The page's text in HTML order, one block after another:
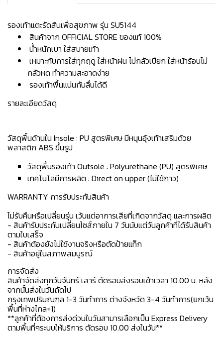
รองเท้าแตะรัดส้นเพื่อสุขภาพ รุ่น SU5144
สินค้าจาก OFFICIAL STORE ของแท้ 100%
น้ำหนักเบา ใส่สบายเท้า
เหมาะกับการใส่ทุกฤดู ใส่หน้าฝน ไม่กลัวเปียก ใส่หน้าร้อนไม่
กลัวหด ทำความสะอาดง่าย
รองเท้าพื้นแน่นกันลื่นได้ดี
รายละเอียดวัสดุ
วัสดุพื้นด้านใน Insole : PU สูตรพิเศษ มีหนุนอุ้งเท้าเสริมด้วย
พลาสติก ABS ขึ้นรูป
วัสดุพื้นรองเท้า Outsole : Polyurethane (PU) สูตรพิเศษ
เทคโนโลยีการผลิต : Direct on upper (ไม่ใช้กาว)
WARRANTY การรับประกันสินค้า
ไม่รับคืนหรือเปลี่ยนรุ่น เว้นแต่อาการเสียที่เกิดจากวัสดุ และการผลิต
- สินค้ารับประกันเปลี่ยนไซส์ภายใน 7 วันนับแต่วันลูกค้าที่ได้รับสินค้า
ตามใบเสร็จ
- สินค้าต้องยังไม่ใช้งานจริงหรือตัดป้ายแท็ก
- สินค้าอยู่ในสภาพสมบูรณ์
การจัดส่ง
สินค้าจัดส่งทุกวันจันทร์ เสาร์ ตัดรอบส่งรอบเช้าเวลา 10.00 น. หลัง
จากนั้นส่งในวันถัดไป
กรุงเทพปริมณฑล 1-3 วันทำการ ต่างจังหวัด 3-4 วันทำการ(ยกเว้น
พื้นที่ห่างไกล+1)
**ลูกค้าที่ต้องการส่งด่วนในวันสามารเลือกเป็น Express Delivery
ตามพื้นที่ๆระบบให้บริการ ตัดรอบ 10.00 ส่งในวัน**